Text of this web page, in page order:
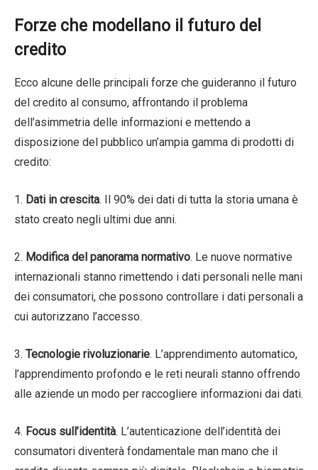
Forze che modellano il futuro del
credito
Ecco alcune delle principali forze che guideranno il futuro
del credito al consumo, affrontando il problema
dell’asimmetria delle informazioni e mettendo a
disposizione del pubblico un’ampia gamma di prodotti di
credito:
1. Dati in crescita. Il 90% dei dati di tutta la storia umana è
stato creato negli ultimi due anni.
2. Modifica del panorama normativo. Le nuove normative
internazionali stanno rimettendo i dati personali nelle mani
dei consumatori, che possono controllare i dati personali a
cui autorizzano l’accesso.
3. Tecnologie rivoluzionarie. L’apprendimento automatico,
l’apprendimento profondo e le reti neurali stanno offrendo
alle aziende un modo per raccogliere informazioni dai dati.
4. Focus sull’identità. L’autenticazione dell’identità dei
consumatori diventerà fondamentale man mano che il